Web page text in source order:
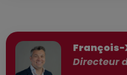
François-
Directeur